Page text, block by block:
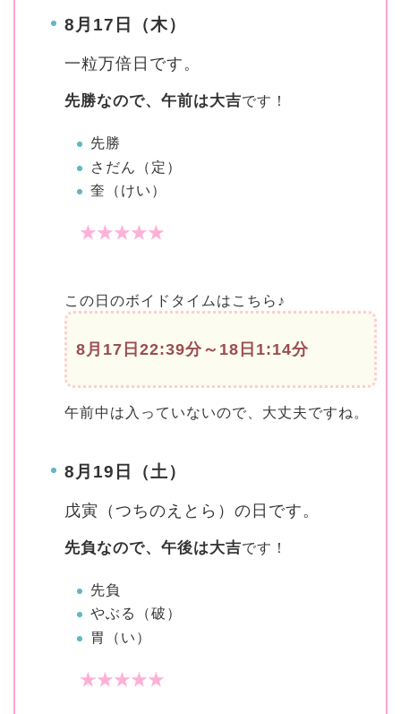
8月17日（木）
一粒万倍日 です。
先勝なので、午前は大吉です！
先勝
さだん（定）
奎（けい）
★★★★★
この日のボイドタイムはこちら♪
8月17日22:39分～18日1:14分
午前中は入っていないので、大丈夫ですね。
8月19日（土）
戊寅（つちのえとら）の日 です。
先負なので、午後は大吉です！
先負
やぶる（破）
胃（い）
★★★★★